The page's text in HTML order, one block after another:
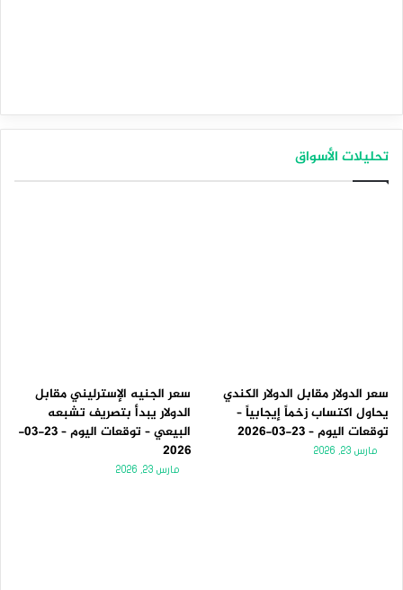
تحليلات الأسواق
سعر الدولار مقابل الدولار الكندي
يحاول اكتساب زخماً إيجابياً –
توقعات اليوم – 23-03-2026
مارس 23, 2026
سعر الجنيه الإسترليني مقابل
الدولار يبدأ بتصريف تشبعه
البيعي – توقعات اليوم – 23-03-
2026
مارس 23, 2026